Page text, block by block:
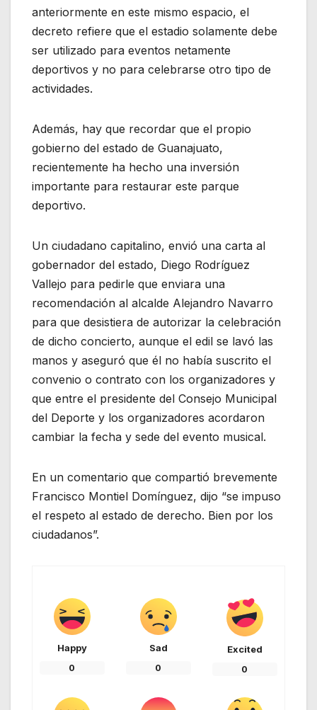
anteriormente en este mismo espacio, el
decreto refiere que el estadio solamente debe
ser utilizado para eventos netamente
deportivos y no para celebrarse otro tipo de
actividades.
Además, hay que recordar que el propio
gobierno del estado de Guanajuato,
recientemente ha hecho una inversión
importante para restaurar este parque
deportivo.
Un ciudadano capitalino, envió una carta al
gobernador del estado, Diego Rodríguez
Vallejo para pedirle que enviara una
recomendación al alcalde Alejandro Navarro
para que desistiera de autorizar la celebración
de dicho concierto, aunque el edil se lavó las
manos y aseguró que él no había suscrito el
convenio o contrato con los organizadores y
que entre el presidente del Consejo Municipal
del Deporte y los organizadores acordaron
cambiar la fecha y sede del evento musical.
En un comentario que compartió brevemente
Francisco Montiel Domínguez, dijo “se impuso
el respeto al estado de derecho. Bien por los
ciudadanos”.
Happy
0
Sad
0
Excited
0